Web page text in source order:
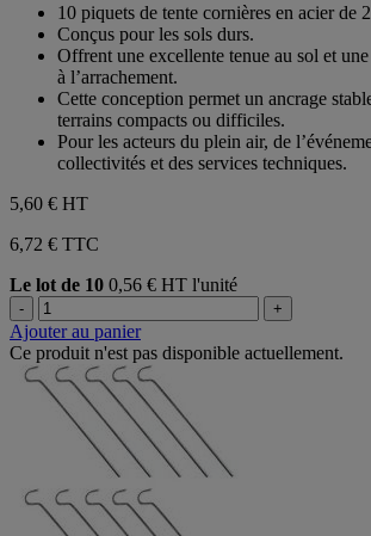
étoiles.
10 piquets de tente cornières en acier de
Conçus pour les sols durs.
Offrent une excellente tenue au sol et
à l’arrachement.
Cette conception permet un ancrage
terrains compacts ou difficiles.
Pour les acteurs du plein air, de
collectivités et des services techniques.
5,60 € HT
6,72 € TTC
Le lot de 10 0,56 € HT l'unité
- +
Ajouter au panier
Ce produit n'est pas disponible actuellement.